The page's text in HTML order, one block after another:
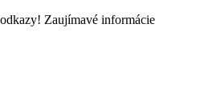
Zaujímavé informácie